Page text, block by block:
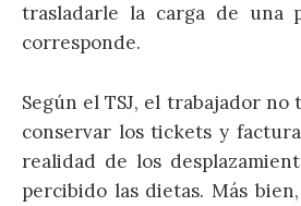
trasladarle la carga de una
corresponde.
Según el TSJ, el trabajador
conservar los tickets y
realidad de los
percibido las dietas. Más